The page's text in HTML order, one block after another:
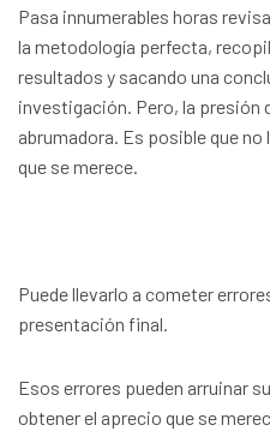
Pasa innumerables horas
la metodología perfecta,
resultados y sacando una
investigación. Pero, la presión
abrumadora. Es posible que
que se merece.
Puede llevarlo a cometer
presentación final.
Esos errores pueden arruinar
obtener el aprecio que se